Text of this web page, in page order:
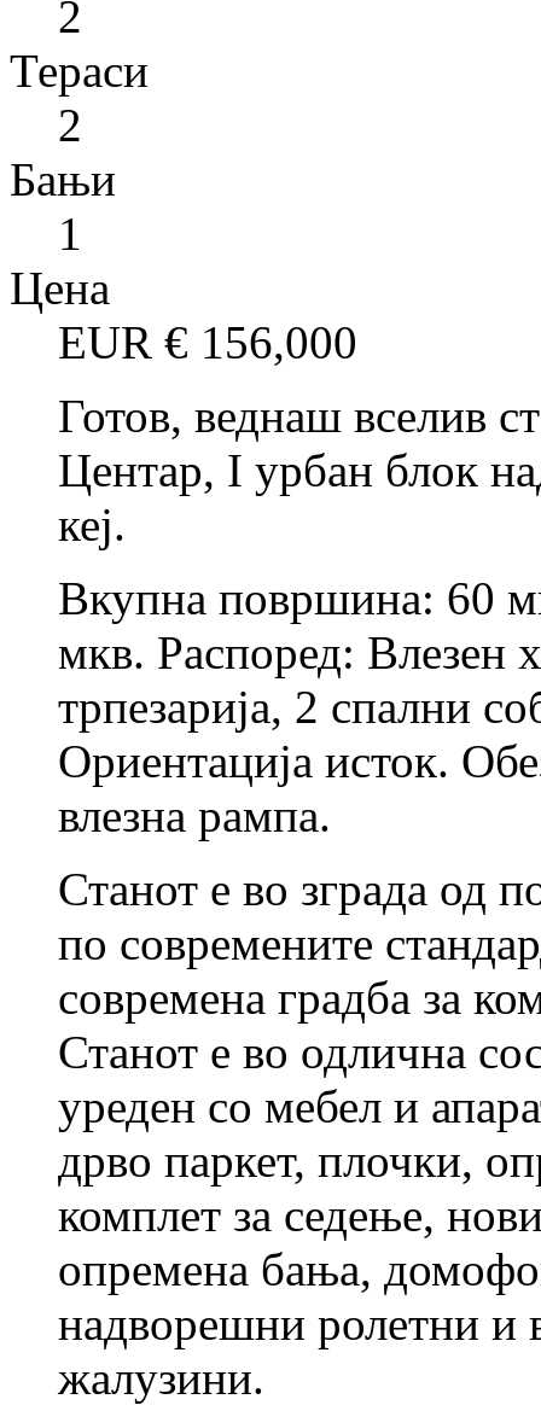
2
Тераси
2
Бањи
1
Цена
EUR € 156,000
Готов, веднаш вселив
Центар, I урбан блок
кеј.
Вкупна површина: 60
мкв. Распоред: Влезен
трпезарија, 2 спални
Ориентација исток.
влезна рампа.
Станот е во зграда од
по современите
современа градба за
Станот е во одлична
уреден со мебел и
дрво паркет, плочки,
комплет за седење,
опремена бања,
надворешни ролетни и
жалузини.